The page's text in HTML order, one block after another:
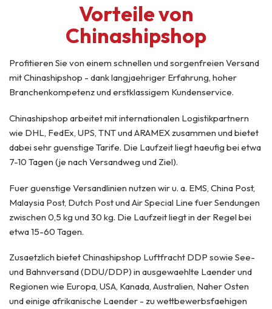
Vorteile von
Chinashipshop
Profitieren Sie von einem schnellen und sorgenfreien Versand
mit Chinashipshop - dank langjaehriger Erfahrung, hoher
Branchenkompetenz und erstklassigem Kundenservice.
Chinashipshop arbeitet mit internationalen Logistikpartnern
wie DHL, FedEx, UPS, TNT und ARAMEX zusammen und bietet
dabei sehr guenstige Tarife. Die Laufzeit liegt haeufig bei etwa
7-10 Tagen (je nach Versandweg und Ziel).
Fuer guenstige Versandlinien nutzen wir u. a. EMS, China Post,
Malaysia Post, Dutch Post und Air Special Line fuer Sendungen
zwischen 0,5 kg und 30 kg. Die Laufzeit liegt in der Regel bei
etwa 15-60 Tagen.
Zusaetzlich bietet Chinashipshop Luftfracht DDP sowie See-
und Bahnversand (DDU/DDP) in ausgewaehlte Laender und
Regionen wie Europa, USA, Kanada, Australien, Naher Osten
und einige afrikanische Laender - zu wettbewerbsfaehigen